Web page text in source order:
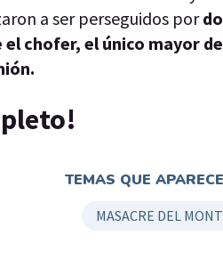
a ser perseguidos por
chofer, el único mayor
TEMAS QUE
MASACRE DEL